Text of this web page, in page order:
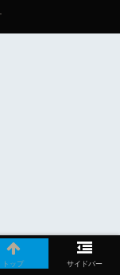
トップ サイドバー